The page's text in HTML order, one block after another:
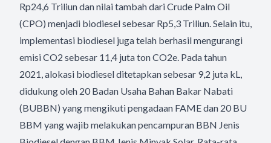
Rp24,6 Triliun dan nilai tambah dari Crude Palm Oil
(CPO) menjadi biodiesel sebesar Rp5,3 Triliun. Selain itu,
implementasi biodiesel juga telah berhasil mengurangi
emisi CO2 sebesar 11,4 juta ton CO2e. Pada tahun
2021, alokasi biodiesel ditetapkan sebesar 9,2 juta kL,
didukung oleh 20 Badan Usaha Bahan Bakar Nabati
(BUBBN) yang mengikuti pengadaan FAME dan 20 BU
BBM yang wajib melakukan pencampuran BBN Jenis